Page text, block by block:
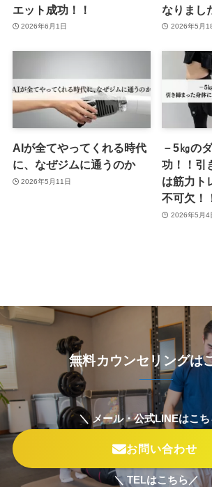
エット成功！！
2026年6月1日
なりまし
2026年5月
AIが全てやってくれる時代
に、なぜジムに通うのか
2026年5月11日
－5㎏の
功！！引
は筋力ト
不可欠！
2026年5月4
無料カウンセリングは
＼ メール・公式LINEはこち
お問い合わせ
＼ TELはこちら／